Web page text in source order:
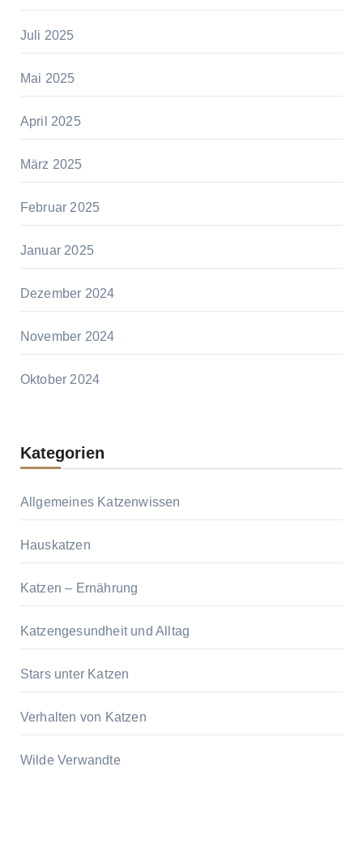
Juli 2025
Mai 2025
April 2025
März 2025
Februar 2025
Januar 2025
Dezember 2024
November 2024
Oktober 2024
Kategorien
Allgemeines Katzenwissen
Hauskatzen
Katzen – Ernährung
Katzengesundheit und Alltag
Stars unter Katzen
Verhalten von Katzen
Wilde Verwandte